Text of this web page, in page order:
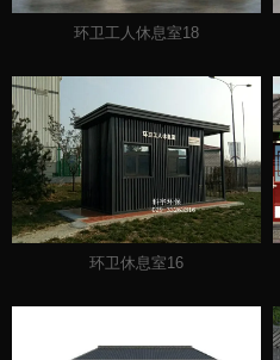
环卫工人休息室18
环卫休息室16